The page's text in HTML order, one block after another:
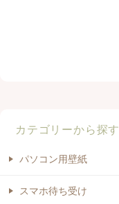
カテゴリーから探す
パソコン用壁紙
スマホ待ち受け